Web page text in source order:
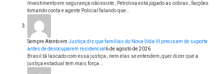
Investimento em segurança não existe , Petrolina está jogado as cobras , facções
tomando conta e agente Policial falando que…
Sempre Atentoem Justiça diz que famílias do Nova Vida III precisam de suporte
antes de desocuparem residencial 6 de agosto de 2026
Brasil tá lascado com essa justiça , nem elas se entendem, quer dizer que a
justiça estadual tem mais força…